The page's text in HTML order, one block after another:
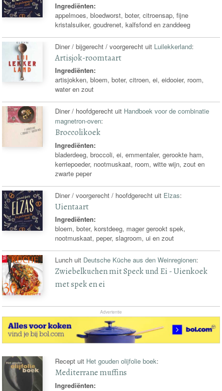
Ingrediënten:
appelmoes, bloedworst, boter, citroensap, fijne
kristalsuiker, goudrenet, kalfsfond en zanddeeg
Diner / bijgerecht / voorgerecht uit Luilekkerland:
Artisjok-roomtaart
Ingrediënten:
artisjokken, bloem, boter, citroen, ei, eidooier, room,
water en zout
Diner / hoofdgerecht uit Handboek voor de combinatie
magnetron-oven:
Broccolikoek
Ingrediënten:
bladerdeeg, broccoli, ei, emmentaler, gerookte ham,
kerriepoeder, nootmuskaat, room, witte wijn, zout en
zwarte peper
Diner / voorgerecht / hoofdgerecht uit Elzas:
Uientaart
Ingrediënten:
bloem, boter, korstdeeg, mager gerookt spek,
nootmuskaat, peper, slagroom, ui en zout
Lunch uit Deutsche Küche aus den Weinregionen:
Zwiebelkuchen mit Speck und Ei - Uienkoek
met spek en ei
Advertentie
Recept uit Het gouden olijfolie boek:
Mediterrane muffins
Ingrediënten: